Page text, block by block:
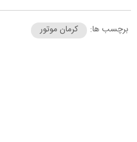
برچسب ها: کرمان موتور